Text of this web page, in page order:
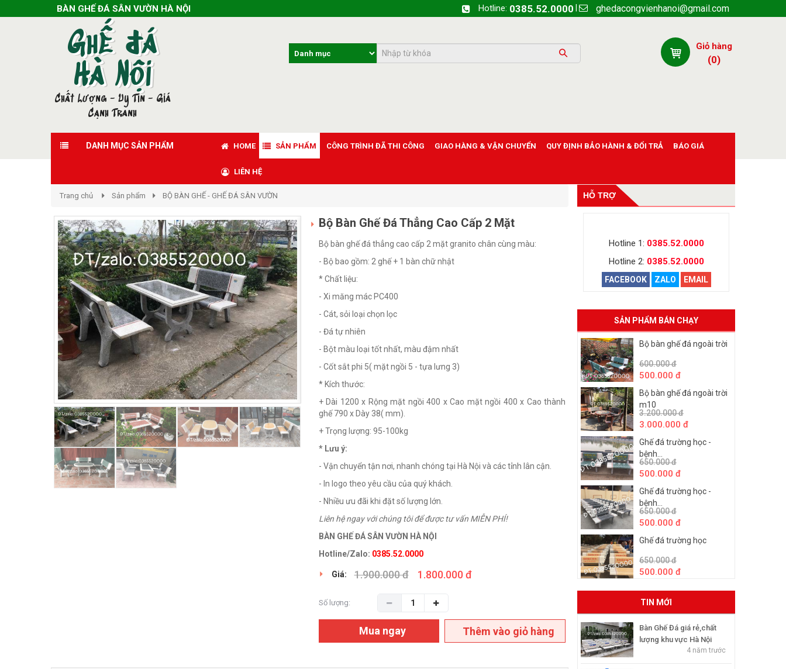
BÀN GHẾ ĐÁ SÂN VƯỜN HÀ NỘI Hotline: 0385.52.0000 ghedacongvienhanoi@gmail.com
Ghế đá
Hà Nội
Chất Lượng - Uy Tín - Giá
Cạnh Tranh
Giỏ hàng
(0)
DANH MỤC SẢN PHẨM HOME SẢN PHẨM CÔNG TRÌNH ĐÃ THI CÔNG GIAO HÀNG & VẬN CHUYỂN QUY ĐỊNH BẢO HÀNH & ĐỔI TRẢ BÁO GIÁ
LIÊN HỆ
Trang chủ Sản phẩm BỘ BÀN GHẾ - GHẾ ĐÁ SÂN VƯỜN
Bộ Bàn Ghế Đá Thẳng Cao Cấp 2 Mặt
Bộ bàn ghế đá thẳng cao cấp 2 mặt granito chân cùng màu:
- Bộ bao gồm: 2 ghế + 1 bàn chữ nhật
* Chất liệu:
- Xi măng mác PC400
- Cát, sỏi loại chọn lọc
- Đá tự nhiên
- Bột màu loại tốt nhất, màu đậm nhất
- Cốt sắt phi 5( mặt ngồi 5 - tựa lưng 3)
* Kích thước:
+ Dài 1200 x Rộng mặt ngồi 400 x Cao mặt ngồi 400 x Cao thành
ghế 790 x Dày 38( mm).
+ Trọng lượng: 95-100kg
* Lưu ý:
- Vận chuyển tận nơi, nhanh chóng tại Hà Nội và các tỉnh lân cận.
- In logo theo yêu cầu của quý khách.
- Nhiều ưu đãi khi đặt số lượng lớn.
Liên hệ ngay với chúng tôi để được tư vấn MIỄN PHÍ!
BÀN GHẾ ĐÁ SÂN VƯỜN HÀ NỘI
Hotline/Zalo: 0385.52.0000
Giá: 1.900.000 đ 1.800.000 đ
Số lượng:
Mua ngay Thêm vào giỏ hàng
HỖ TRỢ
Hotline 1: 0385.52.0000
Hotline 2: 0385.52.0000
FACEBOOK ZALO EMAIL
SẢN PHẨM BÁN CHẠY
Bộ bàn ghế đá ngoài trời
600.000 đ
500.000 đ
Bộ bàn ghế đá ngoài trời
m10
3.200.000 đ
3.000.000 đ
Ghế đá trường học -
bệnh...
650.000 đ
500.000 đ
Ghế đá trường học -
bệnh...
650.000 đ
500.000 đ
Ghế đá trường học
650.000 đ
500.000 đ
TIN MỚI
Bàn Ghế Đá giá rẻ,chất
lượng khu vực Hà Nội
4 năm trước